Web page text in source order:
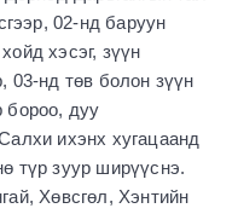
02-нд баруун
хэсэг, зүүн
03-нд төв болон зүүн
бороо, дуу
ихэнх хугацаанд
түр зуур ширүүснэ.
Хөвсгөл, Хэнтийн